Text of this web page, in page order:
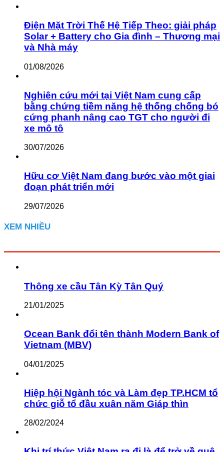
Điện Mặt Trời Thế Hệ Tiếp Theo: giải pháp
Solar + Battery cho Gia đình – Thương mại
và Nhà máy
01/08/2026
Nghiên cứu mới tại Việt Nam cung cấp
bằng chứng tiềm năng hệ thống chống bó
cứng phanh nâng cao TGT cho người đi
xe mô tô
30/07/2026
Hữu cơ Việt Nam đang bước vào một giai
đoạn phát triển mới
29/07/2026
XEM NHIỀU
Thông xe cầu Tân Kỳ Tân Quý
21/01/2025
Ocean Bank đổi tên thành Modern Bank of
Vietnam (MBV)
04/01/2025
Hiệp hội Ngành tóc và Làm đẹp TP.HCM tổ
chức giỗ tổ đầu xuân năm Giáp thìn
28/02/2024